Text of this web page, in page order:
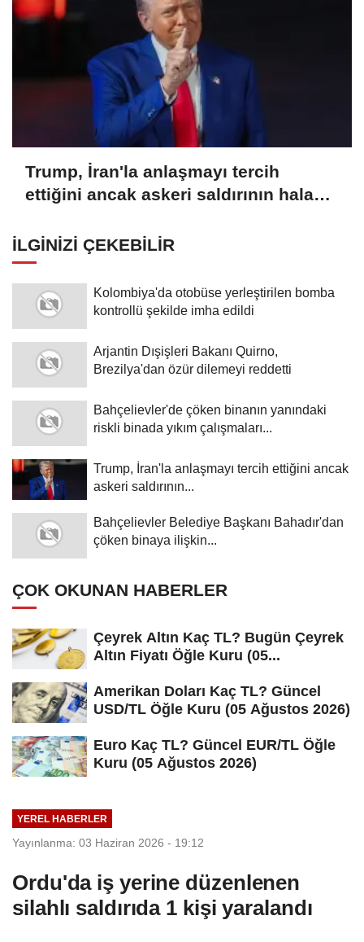
Trump, İran'la anlaşmayı tercih
ettiğini ancak askeri saldırının hala
İLGINIZI ÇEKEBILIR
Kolombiya'da otobüse yerleştirilen bomba
kontrollü şekilde imha edildi
Arjantin Dışişleri Bakanı Quirno,
Brezilya'dan özür dilemeyi reddetti
Bahçelievler'de çöken binanın yanındaki
riskli binada yıkım çalışmaları...
Trump, İran'la anlaşmayı tercih ettiğini ancak
askeri saldırının...
Bahçelievler Belediye Başkanı Bahadır'dan
çöken binaya ilişkin...
ÇOK OKUNAN HABERLER
Çeyrek Altın Kaç TL? Bugün Çeyrek
Altın Fiyatı Öğle Kuru (05...
Amerikan Doları Kaç TL? Güncel
USD/TL Öğle Kuru (05 Ağustos 2026)
Euro Kaç TL? Güncel EUR/TL Öğle
Kuru (05 Ağustos 2026)
YEREL HABERLER
Yayınlanma: 03 Haziran 2026 - 19:12
Ordu'da iş yerine düzenlenen
silahlı saldırıda 1 kişi yaralandı